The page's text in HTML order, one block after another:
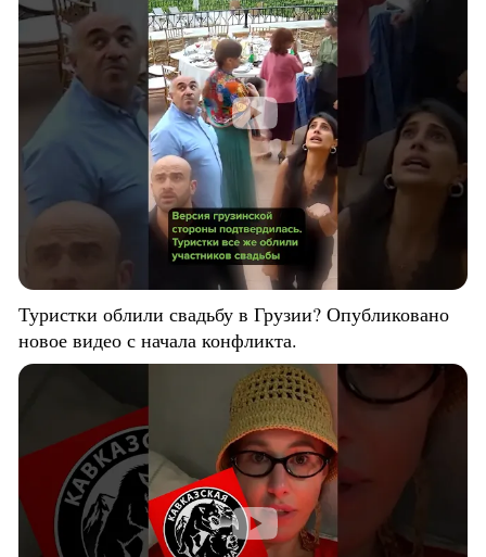
Туристки облили свадьбу в Грузии? Опубликовано
новое видео с начала конфликта.